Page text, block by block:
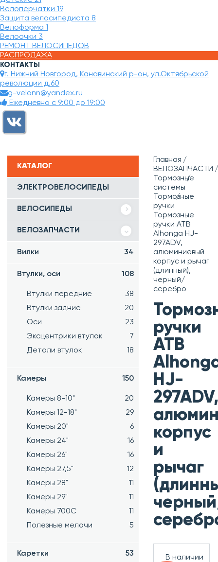
Велоперчатки 19
Защита велосипедиста 8
Велоформа 1
Велоочки 3
РЕМОНТ ВЕЛОСИПЕДОВ
РАСПРОДАЖА
КОНТАКТЫ
г. Нижний Новгород, Канавинский р-он, ул.Октябрьской
революции д.60
g-velonn@yandex.ru
Ежедневно с 9:00 до 19:00
КАТАЛОГ
ЭЛЕКТРОВЕЛОСИПЕДЫ
ВЕЛОСИПЕДЫ
ВЕЛОЗАПЧАСТИ
Вилки 34
Втулки, оси 108
Втулки передние
38
Втулки задние
20
Оси
23
Эксцентрики втулок
7
Детали втулок
18
Камеры 150
Камеры 8-10"
20
Камеры 12-18"
29
Камеры 20"
6
Камеры 24"
16
Камеры 26"
16
Камеры 27,5"
12
Камеры 28"
11
Камеры 29"
11
Камеры 700C
11
Полезные мелочи
5
Каретки 53
Главная
ВЕЛОЗАПЧАСТИ
Тормозные
системы
Тормозные
ручки
Тормозные
ручки ATB
Alhonga HJ-
297ADV,
алюминиевый
корпус и рычаг
(длинный),
черный/
серебро
ручки
ATB
HJ-
297ADV,
корпус
и
рычаг
В наличии